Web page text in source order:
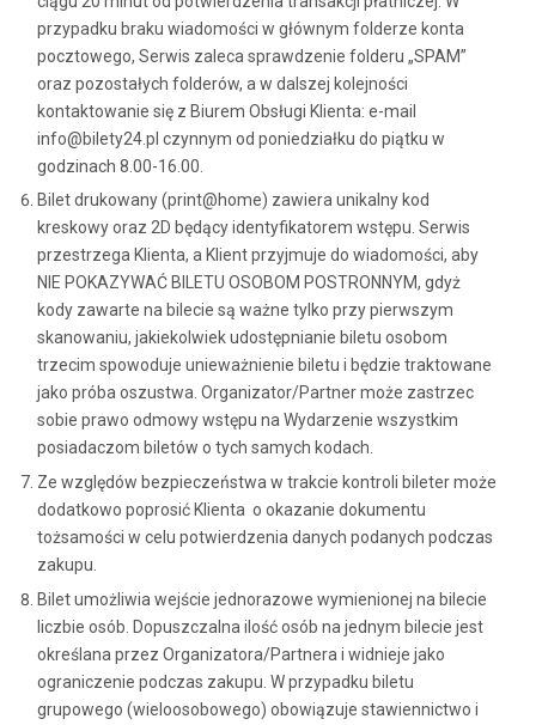
przypadku braku wiadomości w głównym folderze konta
pocztowego, Serwis zaleca sprawdzenie folderu „SPAM”
oraz pozostałych folderów, a w dalszej kolejności
kontaktowanie się z Biurem Obsługi Klienta: e-mail
info@bilety24.pl czynnym od poniedziałku do piątku w
godzinach 8.00-16.00.
Bilet drukowany (print@home) zawiera unikalny kod
kreskowy oraz 2D będący identyfikatorem wstępu. Serwis
przestrzega Klienta, a Klient przyjmuje do wiadomości, aby
NIE POKAZYWAĆ BILETU OSOBOM POSTRONNYM, gdyż
kody zawarte na bilecie są ważne tylko przy pierwszym
skanowaniu, jakiekolwiek udostępnianie biletu osobom
trzecim spowoduje unieważnienie biletu i będzie traktowane
jako próba oszustwa. Organizator/Partner może zastrzec
sobie prawo odmowy wstępu na Wydarzenie wszystkim
posiadaczom biletów o tych samych kodach.
Ze względów bezpieczeństwa w trakcie kontroli bileter może
dodatkowo poprosić Klienta o okazanie dokumentu
tożsamości w celu potwierdzenia danych podanych podczas
zakupu.
Bilet umożliwia wejście jednorazowe wymienionej na bilecie
liczbie osób. Dopuszczalna ilość osób na jednym bilecie jest
określana przez Organizatora/Partnera i widnieje jako
ograniczenie podczas zakupu. W przypadku biletu
grupowego (wieloosobowego) obowiązuje stawiennictwo i